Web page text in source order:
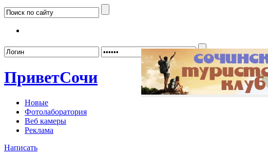
Забыли пароль?
ПриветСочи
Новые
Фотолаборатория
Веб камеры
Реклама
Написать